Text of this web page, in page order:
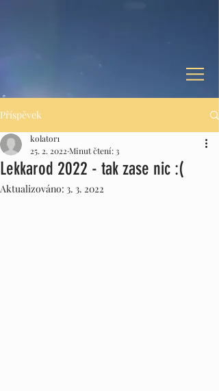
Příspěvek
Lekkarod 2022 - tak zase nic :(
kolator1
25. 2. 2022 Minut čtení: 3
Aktualizováno: 3. 3. 2022